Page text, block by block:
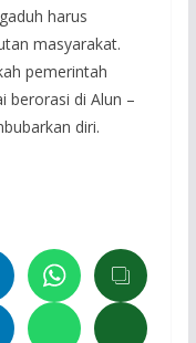
harus
masyarakat.
pemerintah
berorasi di Alun –
diri.